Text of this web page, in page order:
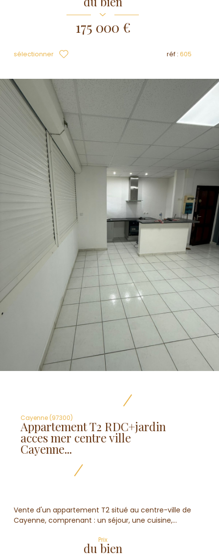
175 000 €
sélectionner réf : 605
Cayenne (97300)
Appartement T2 RDC+jardin
acces mer centre ville
Cayenne...
Vente d'un appartement T2 situé au centre-ville de
Cayenne, comprenant : un séjour, une cuisine,...
Prix
du bien